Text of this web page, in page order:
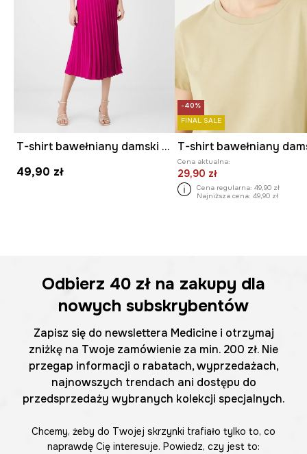
T-shirt bawełniany damski z elastanem gładki
49,90 zł
-40%
FINAL SALE
Cena aktualna:
29,90 zł
Cena regularna: 49,90 zł
Najniższa cena: 49,90 zł
Odbierz 40 zł na zakupy dla
nowych subskrybentów
Zapisz się do newslettera Medicine i otrzymaj
zniżkę na Twoje zamówienie za min. 200 zł. Nie
przegap informacji o rabatach, wyprzedażach,
najnowszych trendach ani dostępu do
przedsprzedaży wybranych kolekcji specjalnych.
Chcemy, żeby do Twojej skrzynki trafiało tylko to, co
naprawdę Cię interesuje. Powiedz, czy jest to: